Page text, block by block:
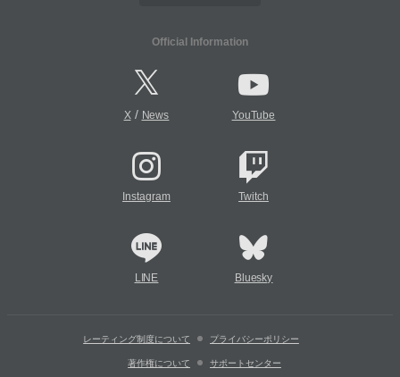
Official Information
X/ News YouTube
Instagram Twitch
LINE Bluesky
レーティング制度について プライバシーポリシー
著作権について サポートセンター